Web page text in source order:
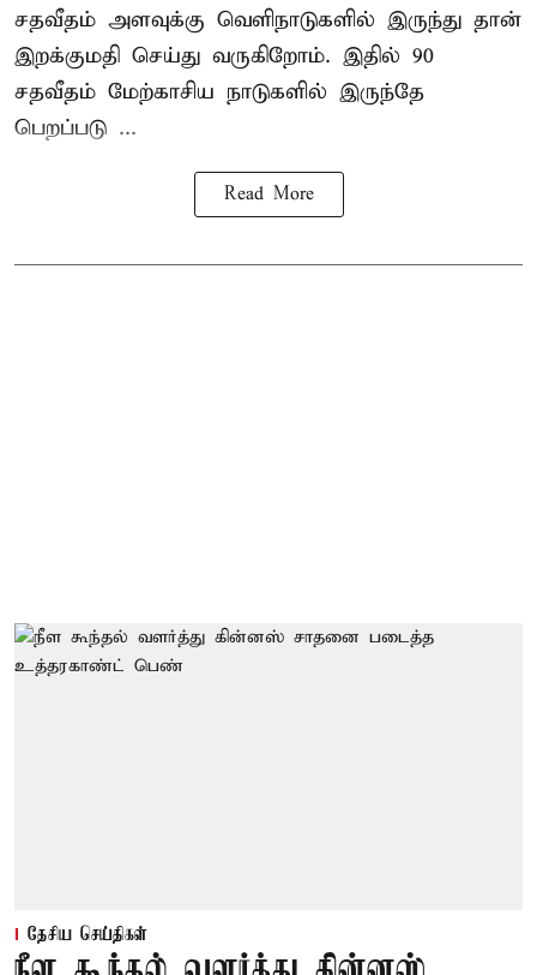
சதவீதம் அளவுக்கு வெளிநாடுகளில் இருந்து தான்
இறக்குமதி செய்து வருகிறோம். இதில் 90
சதவீதம் மேற்காசிய நாடுகளில் இருந்தே
பெறப்படு ...
Read More
தேசிய செய்திகள்